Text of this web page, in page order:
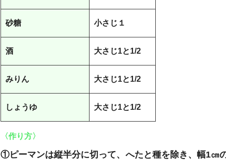
砂糖 小さじ１
酒 大さじ1と1/2
みりん 大さじ1と1/2
しょうゆ 大さじ1と1/2
〈作り方〉
①ピーマンは縦半分に切って、へたと種を除き、幅1㎝